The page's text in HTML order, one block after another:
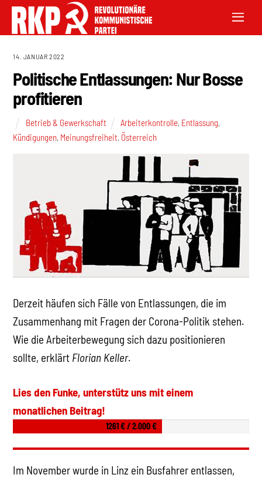
14. JANUAR 2022
Politische Entlassungen: Nur Bosse
profitieren
Betrieb & Gewerkschaft Arbeiterkontrolle, Entlassung,
Kündigungen, Meinungsfreiheit, Österreich
Derzeit häufen sich Fälle von Entlassungen, die im
Zusammenhang mit Fragen der Corona-Politik stehen.
Wie die Arbeiterbewegung sich dazu positionieren
sollte, erklärt Florian Keller.
Lies den Funke, unterstütz uns mit einem
monatlichen Beitrag!
1261 € / 2.000 €
Im November wurde in Linz ein Busfahrer entlassen,